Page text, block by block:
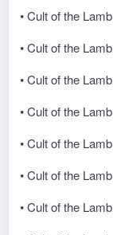
• Cult of the
• Cult of the
• Cult of the
• Cult of the
• Cult of the
• Cult of the
• Cult of the